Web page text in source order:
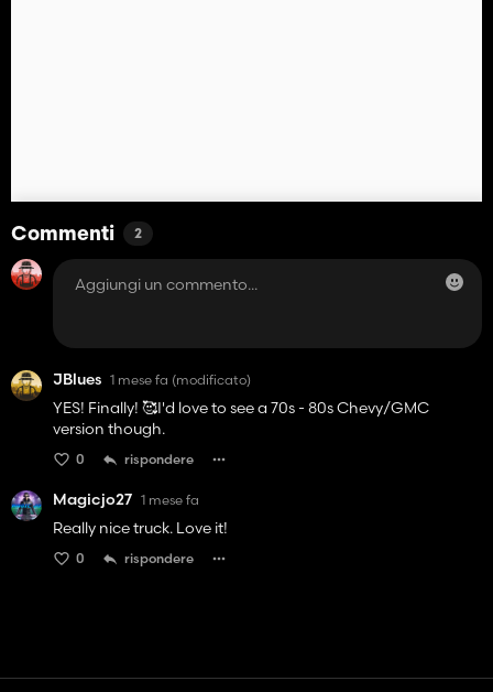
Commenti 2
JBlues 1 mese fa (modificato)
YES! Finally! 🥰I'd love to see a 70s - 80s Chevy/GMC
version though.
0 rispondere
Magicjo27 1 mese fa
Really nice truck. Love it!
0 rispondere